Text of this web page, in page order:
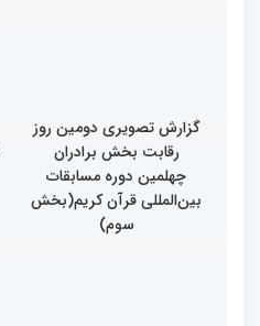
گزارش تصویری دومین روز
رقابت بخش برادران
چهلمین دوره مسابقات
بین‌المللی قرآن کریم(بخش
سوم)